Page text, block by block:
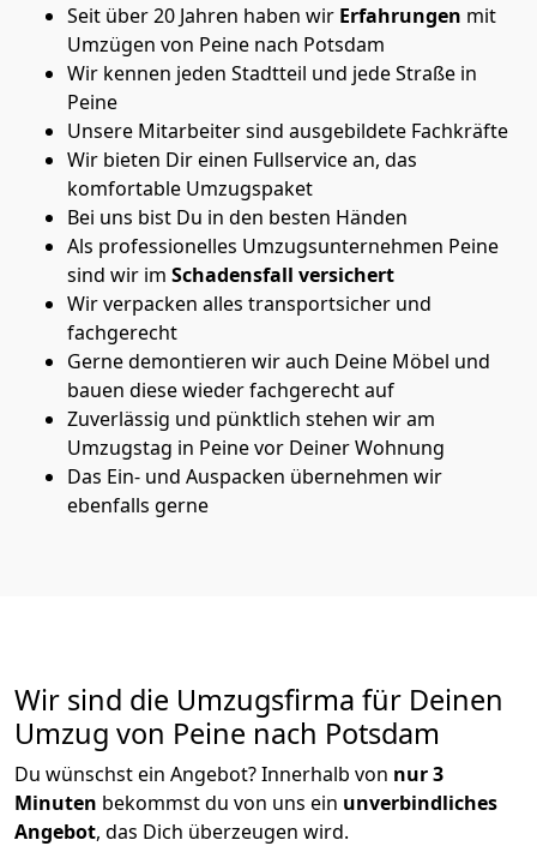
Seit über 20 Jahren haben wir Erfahrungen mit
Umzügen von Peine nach Potsdam
Wir kennen jeden Stadtteil und jede Straße in
Peine
Unsere Mitarbeiter sind ausgebildete Fachkräfte
Wir bieten Dir einen Fullservice an, das
komfortable Umzugspaket
Bei uns bist Du in den besten Händen
Als professionelles Umzugsunternehmen Peine
sind wir im Schadensfall versichert
Wir verpacken alles transportsicher und
fachgerecht
Gerne demontieren wir auch Deine Möbel und
bauen diese wieder fachgerecht auf
Zuverlässig und pünktlich stehen wir am
Umzugstag in Peine vor Deiner Wohnung
Das Ein- und Auspacken übernehmen wir
ebenfalls gerne
Wir sind die Umzugsfirma für Deinen
Umzug von Peine nach Potsdam
Du wünschst ein Angebot? Innerhalb von nur 3
Minuten bekommst du von uns ein unverbindliches
Angebot, das Dich überzeugen wird.